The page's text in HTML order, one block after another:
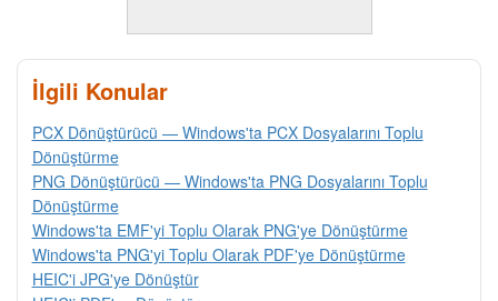
İlgili Konular
PCX Dönüştürücü — Windows'ta PCX Dosyalarını Toplu
Dönüştürme
PNG Dönüştürücü — Windows'ta PNG Dosyalarını Toplu
Dönüştürme
Windows'ta EMF'yi Toplu Olarak PNG'ye Dönüştürme
Windows'ta PNG'yi Toplu Olarak PDF'ye Dönüştürme
HEIC'i JPG'ye Dönüştür